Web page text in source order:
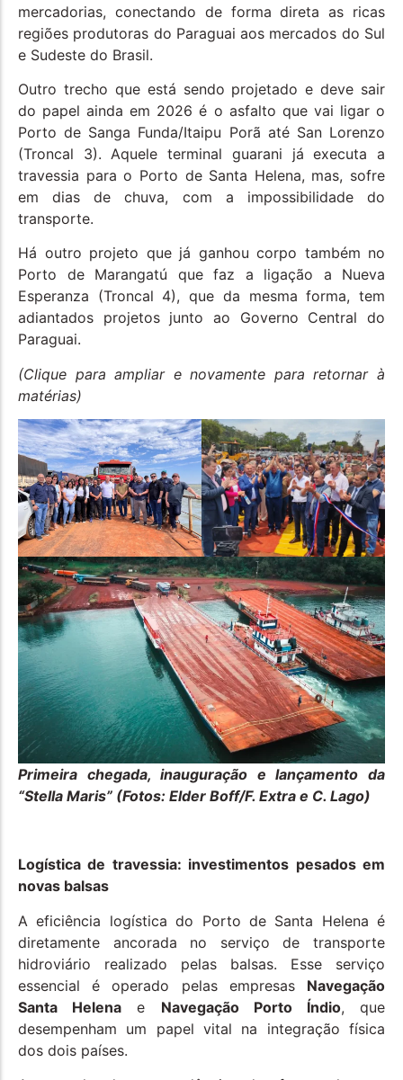
mercadorias, conectando de forma direta as ricas
regiões produtoras do Paraguai aos mercados do Sul
e Sudeste do Brasil.
Outro trecho que está sendo projetado e deve sair
do papel ainda em 2026 é o asfalto que vai ligar o
Porto de Sanga Funda/Itaipu Porã até San Lorenzo
(Troncal 3). Aquele terminal guarani já executa a
travessia para o Porto de Santa Helena, mas, sofre
em dias de chuva, com a impossibilidade do
transporte.
Há outro projeto que já ganhou corpo também no
Porto de Marangatú que faz a ligação a Nueva
Esperanza (Troncal 4), que da mesma forma, tem
adiantados projetos junto ao Governo Central do
Paraguai.
(Clique para ampliar e novamente para retornar à
matérias)
Primeira chegada, inauguração e lançamento da
“Stella Maris” (Fotos: Elder Boff/F. Extra e C. Lago)
Logística de travessia: investimentos pesados em
novas balsas
A eficiência logística do Porto de Santa Helena é
diretamente ancorada no serviço de transporte
hidroviário realizado pelas balsas. Esse serviço
essencial é operado pelas empresas Navegação
Santa Helena e Navegação Porto Índio, que
desempenham um papel vital na integração física
dos dois países.